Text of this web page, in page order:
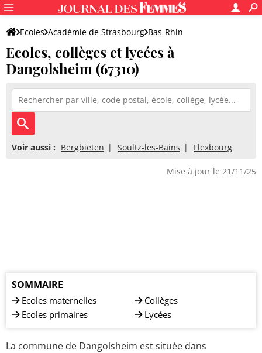
Ecoles Académie de Strasbourg Bas-Rhin
Ecoles, collèges et lycées à
Dangolsheim (67310)
Voir aussi : Bergbieten Soultz-les-Bains Flexbourg
Mise à jour le 21/11/25
SOMMAIRE
Ecoles maternelles
Ecoles primaires
Collèges
Lycées
La commune de Dangolsheim est située dans